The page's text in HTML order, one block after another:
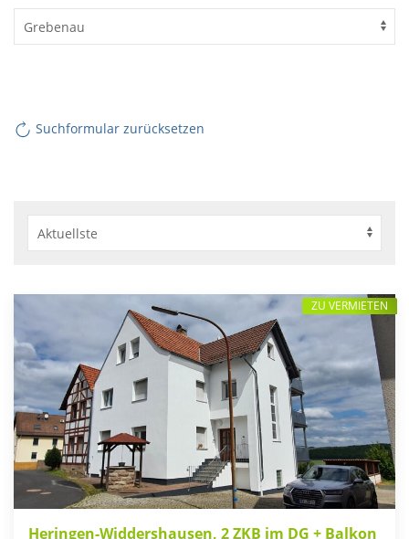
Suchformular zurücksetzen
Heringen-Widdershausen, 2 ZKB im DG + Balkon
ZU VERMIETEN